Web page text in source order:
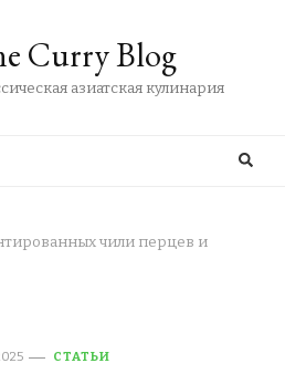
Curry Blog
азиатская кулинария
чили перцев и
СТАТЬИ